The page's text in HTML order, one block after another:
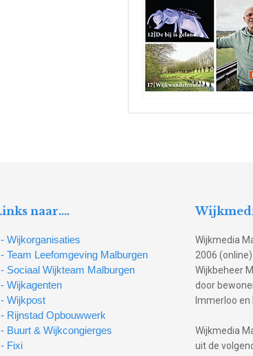
naar….
- Wijkorganisaties
- Team Leefomgeving Malburgen
- Sociaal Wijkteam Malburgen
- Wijkagenten
- Wijkpost
- Rijnstad Opbouwwerk
- Buurt & Wijkcongierges
- Fixi
Wijkmedia
2006
Wijkbeheer
door
Immerloo en
Wijkmedia
uit de